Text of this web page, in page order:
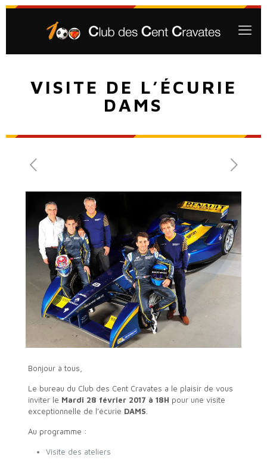
VISITE DE L’ÉCURIE
DAMS
Bonjour à tous,
Le bureau du Club des Cent Cravates a le plaisir de vous
inviter le Mardi 28 février 2017 à 18H pour une visite
exceptionnelle de l’écurie DAMS
Au programme :
Visite des ateliers